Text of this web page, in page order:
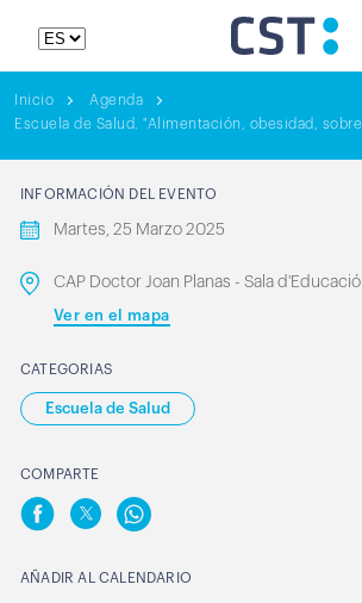
Inicio
Agenda
Escuela de Salud. "Alimentación, obesidad,
INFORMACIÓN DEL EVENTO
Martes, 25 Marzo 2025
CAP Doctor Joan Planas - Sala
Ver en el mapa
CATEGORIAS
Escuela de Salud
COMPARTE
AÑADIR AL CALENDARIO